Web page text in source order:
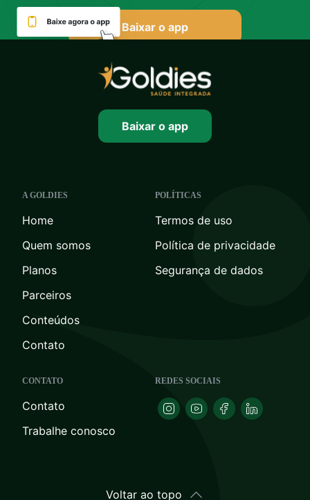
Baixar o app
Baixar o app
A GOLDIES
Home
Quem somos
Planos
Parceiros
Conteúdos
Contato
POLÍTICAS
Termos de uso
Política de privacidade
Segurança de dados
CONTATO
Contato
Trabalhe conosco
REDES SOCIAIS
Voltar ao topo